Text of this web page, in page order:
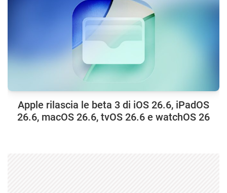
Apple rilascia le beta 3 di iOS 26.6, iPadOS
26.6, macOS 26.6, tvOS 26.6 e watchOS 26